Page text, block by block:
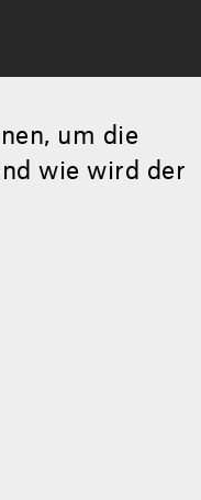
um die
wie wird der